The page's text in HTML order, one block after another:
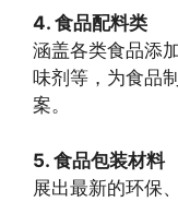
4. 食品配料类
涵盖各类食品添
味剂等，为食品
案。
5. 食品包装材料
展出最新的环保